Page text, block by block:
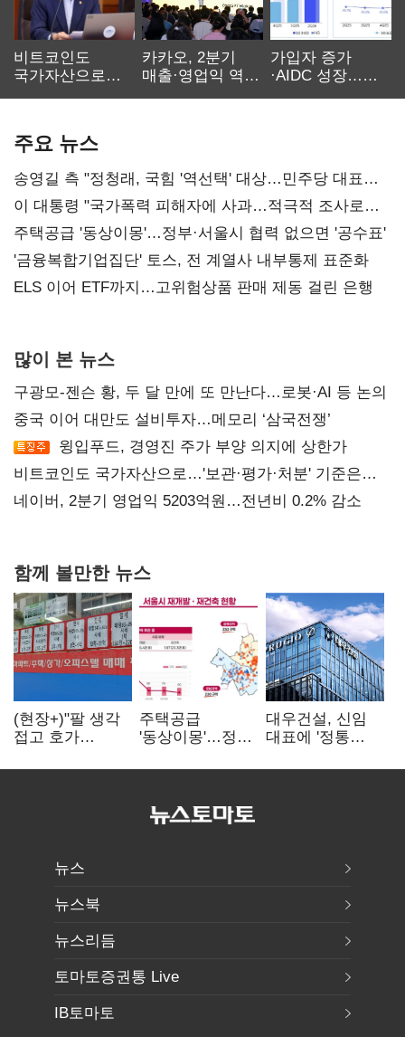
비트코인도
국가자산으로…'
카카오, 2분기
매출·영업익 역대
가입자 증가
·AIDC 성장…
주요 뉴스
송영길 측 "정청래, 국힘 '역선택' 대상…민주당 대표로
총선 지휘 못해"
이 대통령 "국가폭력 피해자에 사과…적극적 조사로
진실 밝혀야"
주택공급 '동상이몽'…정부·서울시 협력 없으면 '공수표'
'금융복합기업집단' 토스, 전 계열사 내부통제 표준화
ELS 이어 ETF까지…고위험상품 판매 제동 걸린 은행
많이 본 뉴스
구광모-젠슨 황, 두 달 만에 또 만난다…로봇·AI 등 논의
중국 이어 대만도 설비투자…메모리 ‘삼국전쟁’
윙입푸드, 경영진 주가 부양 의지에 상한가
비트코인도 국가자산으로…'보관·평가·처분' 기준은
숙제
네이버, 2분기 영업익 5203억원…전년비 0.2% 감소
함께 볼만한 뉴스
(현장+)"팔 생각
접고 호가
똘똘한 한 채'
주택공급
'동상이몽'…정부
없으면 '공수표'
대우건설, 신임
대표에 '정통
부사장 내정
뉴스
뉴스북
뉴스리듬
토마토증권통 Live
IB토마토